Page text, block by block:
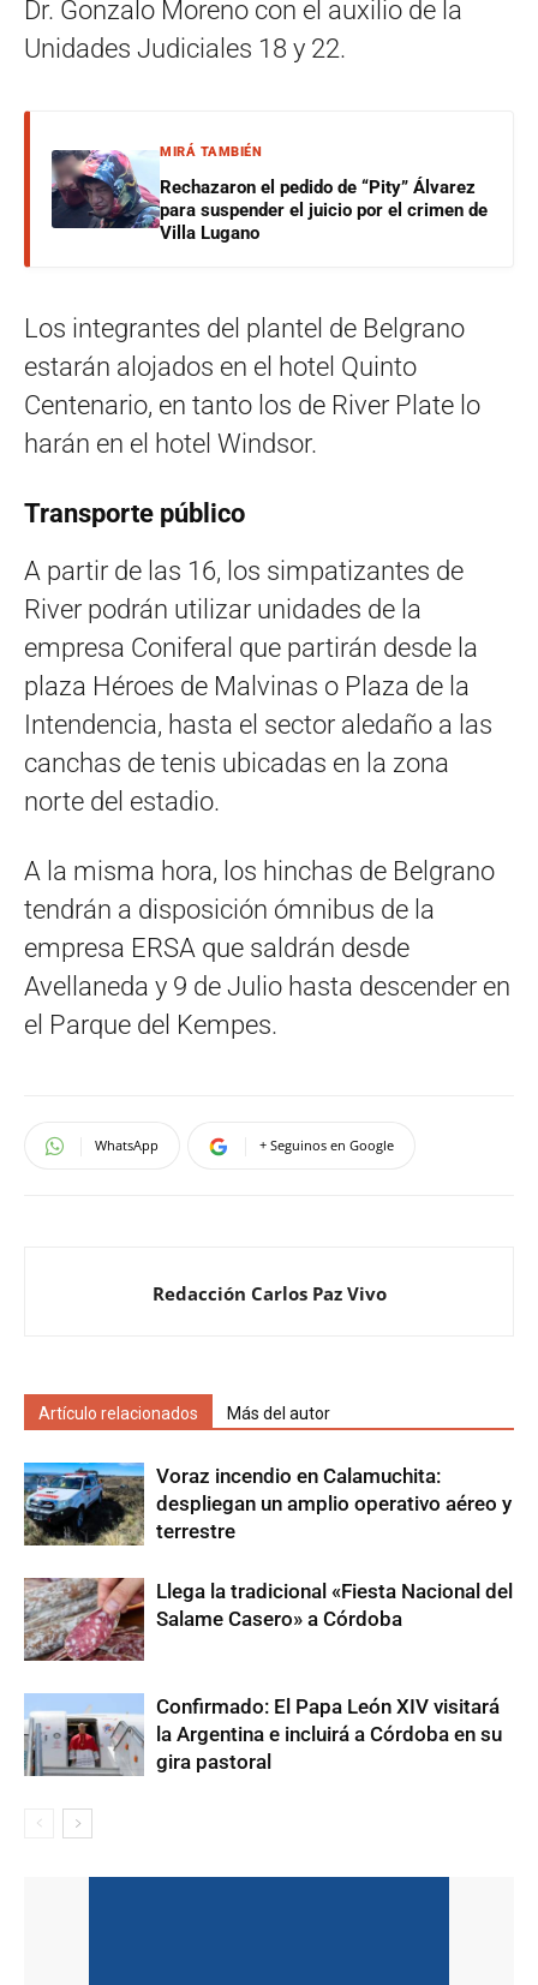
Dr. Gonzalo Moreno con el auxilio de la
Unidades Judiciales 18 y 22.
MIRÁ TAMBIÉN
Rechazaron el pedido de “Pity” Álvarez
para suspender el juicio por el crimen de
Villa Lugano
Los integrantes del plantel de Belgrano
estarán alojados en el hotel Quinto
Centenario, en tanto los de River Plate lo
harán en el hotel Windsor.
Transporte público
A partir de las 16, los simpatizantes de
River podrán utilizar unidades de la
empresa Coniferal que partirán desde la
plaza Héroes de Malvinas o Plaza de la
Intendencia, hasta el sector aledaño a las
canchas de tenis ubicadas en la zona
norte del estadio.
A la misma hora, los hinchas de Belgrano
tendrán a disposición ómnibus de la
empresa ERSA que saldrán desde
Avellaneda y 9 de Julio hasta descender en
el Parque del Kempes.
WhatsApp + Seguinos en Google
Redacción Carlos Paz Vivo
Artículo relacionados Más del autor
Voraz incendio en Calamuchita:
despliegan un amplio operativo aéreo y
terrestre
Llega la tradicional «Fiesta Nacional del
Salame Casero» a Córdoba
Confirmado: El Papa León XIV visitará
la Argentina e incluirá a Córdoba en su
gira pastoral